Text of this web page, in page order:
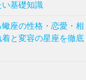
基礎知識
座の性格・恋愛・相
と変容の星座を徹底